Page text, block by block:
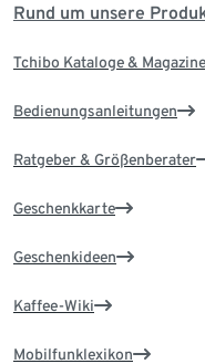
Rund um unsere
Tchibo Kataloge & Magazine
Bedienungsanleitungen
Ratgeber & Größenberater
Geschenkkarte
Geschenkideen
Kaffee-Wiki
Mobilfunklexikon